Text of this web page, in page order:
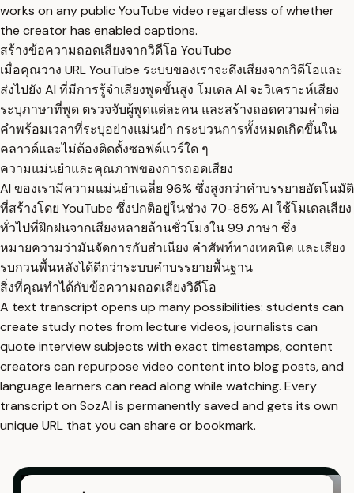
works on any public YouTube video regardless of whether
the creator has enabled captions.
สร้างข้อความถอดเสียงจากวิดีโอ YouTube
เมื่อคุณวาง URL YouTube ระบบของเราจะดึงเสียงจากวิดีโอและ
ส่งไปยัง AI ที่มีการรู้จำเสียงพูดขั้นสูง โมเดล AI จะวิเคราะห์เสียง
ระบุภาษาที่พูด ตรวจจับผู้พูดแต่ละคน และสร้างถอดความคำต่อ
คำพร้อมเวลาที่ระบุอย่างแม่นยำ กระบวนการทั้งหมดเกิดขึ้นใน
คลาวด์และไม่ต้องติดตั้งซอฟต์แวร์ใด ๆ
ความแม่นยำและคุณภาพของการถอดเสียง
AI ของเรามีความแม่นยำเฉลี่ย 96% ซึ่งสูงกว่าคำบรรยายอัตโนมัติ
ที่สร้างโดย YouTube ซึ่งปกติอยู่ในช่วง 70-85% AI ใช้โมเดลเสียง
ทั่วไปที่ฝึกฝนจากเสียงหลายล้านชั่วโมงใน 99 ภาษา ซึ่ง
หมายความว่ามันจัดการกับสำเนียง คำศัพท์ทางเทคนิค และเสียง
รบกวนพื้นหลังได้ดีกว่าระบบคำบรรยายพื้นฐาน
สิ่งที่คุณทำได้กับข้อความถอดเสียงวิดีโอ
A text transcript opens up many possibilities: students can
create study notes from lecture videos, journalists can
quote interview subjects with exact timestamps, content
creators can repurpose video content into blog posts, and
language learners can read along while watching. Every
transcript on SozAI is permanently saved and gets its own
unique URL that you can share or bookmark.